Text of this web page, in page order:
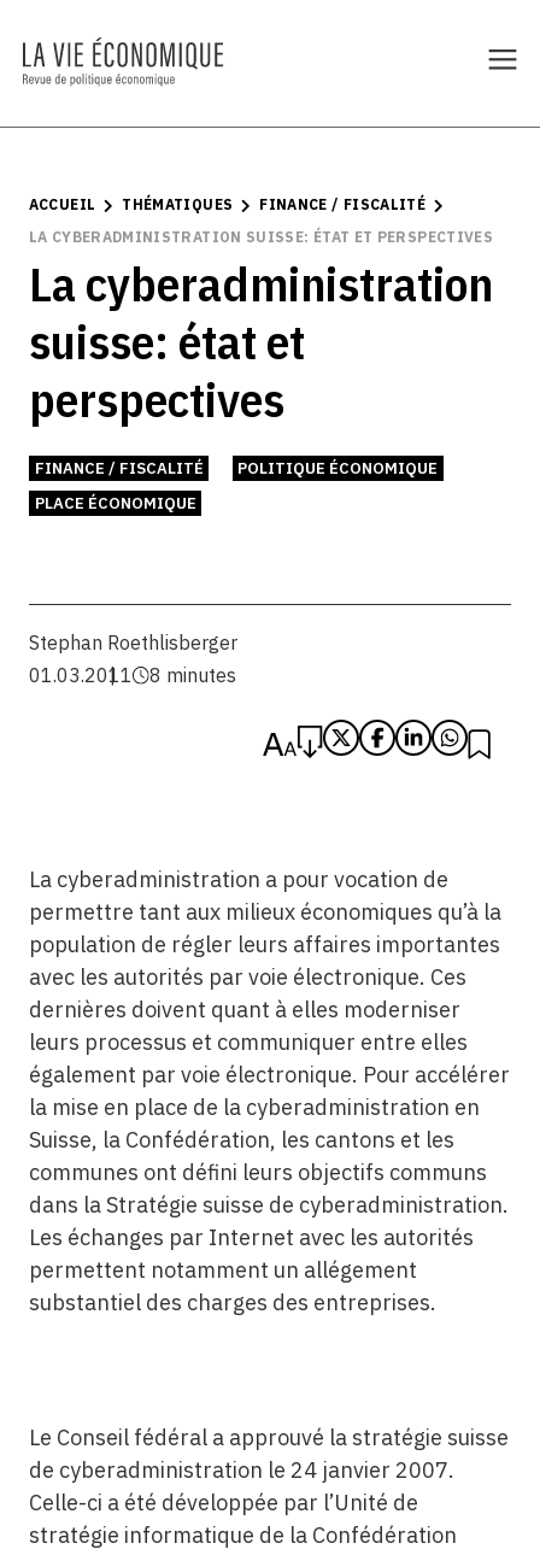
ACCUEIL THÉMATIQUES
FINANCE / FISCALITÉ
LA CYBERADMINISTRATION SUISSE: ÉTAT ET PERSPECTIVES
La cyberadministration
suisse: état et
perspectives
FINANCE / FISCALITÉ
POLITIQUE ÉCONOMIQUE
PLACE ÉCONOMIQUE
Stephan Roethlisberger
01.03.2011
8 minutes
La cyberadministration a pour vocation de
permettre tant aux milieux économiques qu’à la
population de régler leurs affaires importantes
avec les autorités par voie électronique. Ces
dernières doivent quant à elles moderniser
leurs processus et communiquer entre elles
également par voie électronique. Pour accélérer
la mise en place de la cyberadministration en
Suisse, la Confédération, les cantons et les
communes ont défini leurs objectifs communs
dans la Stratégie suisse de cyberadministration.
Les échanges par Internet avec les autorités
permettent notamment un allégement
substantiel des charges des entreprises.
Le Conseil fédéral a approuvé la stratégie suisse
de cyberadministration le 24 janvier 2007.
Celle-ci a été développée par l’Unité de
stratégie informatique de la Confédération